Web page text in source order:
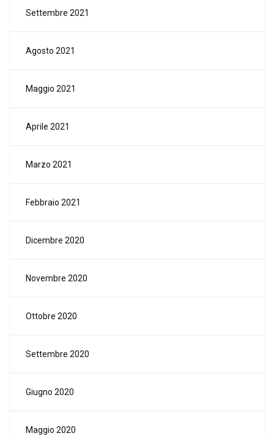
Settembre 2021
Agosto 2021
Maggio 2021
Aprile 2021
Marzo 2021
Febbraio 2021
Dicembre 2020
Novembre 2020
Ottobre 2020
Settembre 2020
Giugno 2020
Maggio 2020